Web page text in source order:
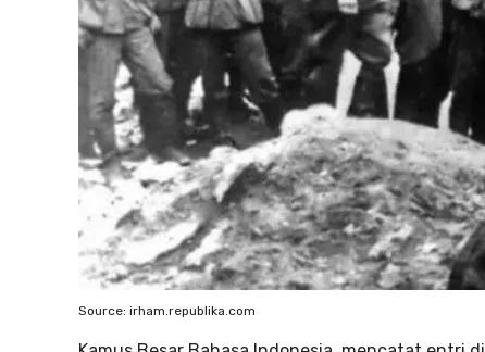
Source: irham.republika.com